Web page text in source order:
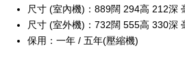
尺寸 (室內機)：889闊 294高 212深
尺寸 (室外機)：732闊 555高 330深
保用：一年 / 五年(壓縮機)